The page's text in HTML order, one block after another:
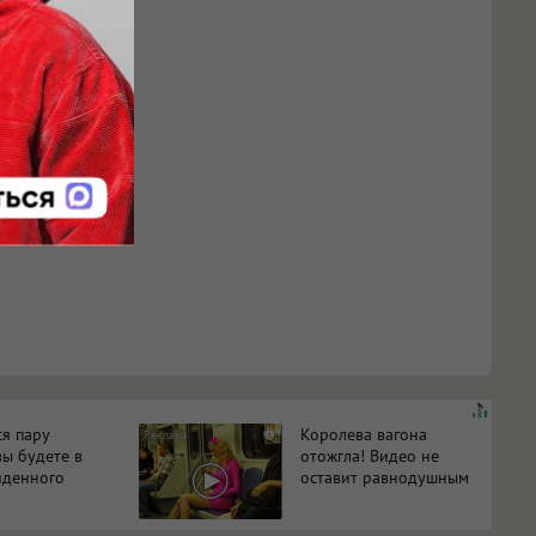
пару
будете в
i
Королева вагона
отожгла! Видео не
оставит равнодушным